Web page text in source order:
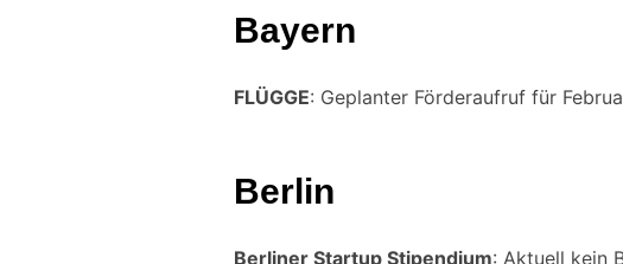
Bayern
FLÜGGE: Geplanter Förderaufruf für
Berlin
Berliner Startup Stipendium: Aktuell kein